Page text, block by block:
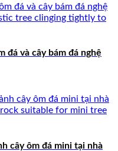
đá và cây bám đá nghệ
cây ôm đá mini tại nhà